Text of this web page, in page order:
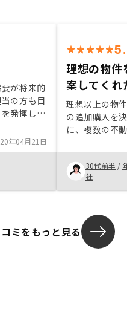
が将来的
の方も目
発揮した
たにはよい
いうこと
にキャッ
案は正直
な物件を
年04月21日
理想の物件
案してくれ
理想以上の物
の追加購入を
に、複数の不
にはリスク分
提として、異
を探すことに
の決め手は、
で提案してく
京、大阪)購入
ェントさんに
30代前半 /
社
ミをもっと見る